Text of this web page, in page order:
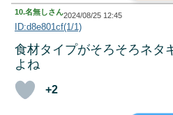
10.名無しさん2024/08/25 12:45
ID:d8e801cf(1/1)
食材タイプがそろそろネタ
よね
+2